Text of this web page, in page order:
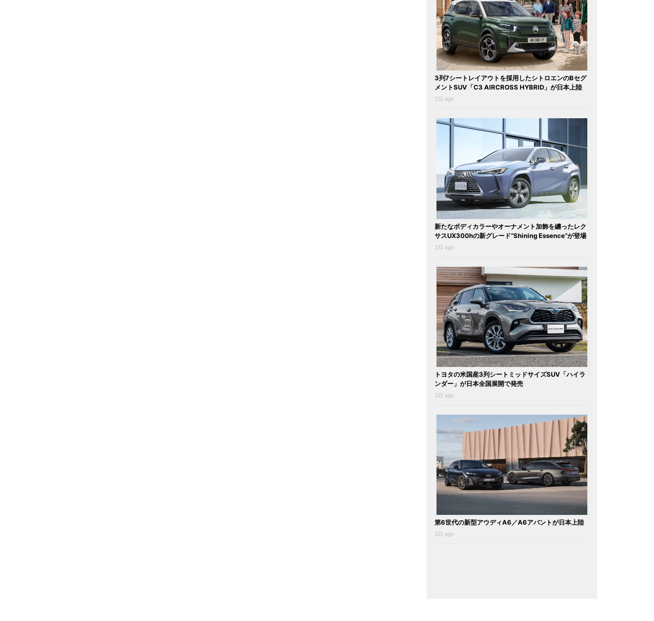
3列7シートレイアウトを採用したシトロエンのBセグ
メントSUV「C3 AIRCROSS HYBRID」が日本上陸
2日 ago
新たなボディカラーやオーナメント加飾を纏ったレク
サスUX300hの新グレード“Shining Essence”が登場
2日 ago
トヨタの米国産3列シートミッドサイズSUV「ハイラ
ンダー」が日本全国展開で発売
3日 ago
第6世代の新型アウディA6／A6アバントが日本上陸
3日 ago